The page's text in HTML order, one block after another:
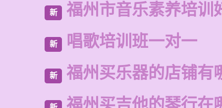
新 福州市音乐素养培训
新 唱歌培训班一对一
新 福州买乐器的店铺有
福州买吉他的琴行在